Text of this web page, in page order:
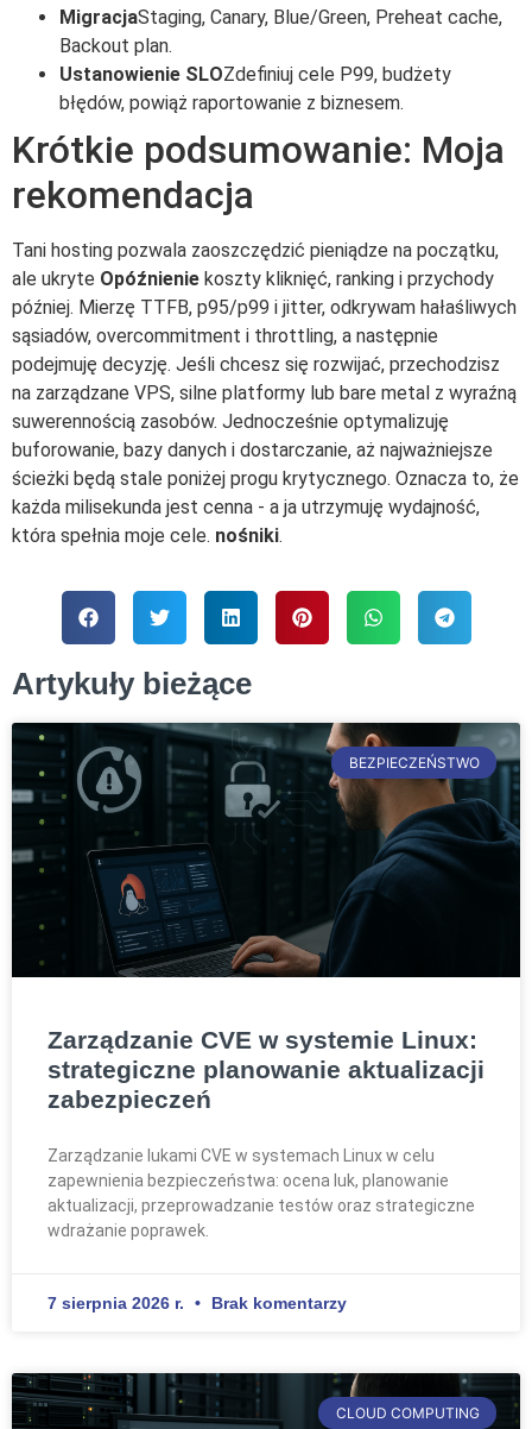
MigracjaStaging, Canary, Blue/Green, Preheat cache,
Backout plan.
Ustanowienie SLOZdefiniuj cele P99, budżety
błędów, powiąż raportowanie z biznesem.
Krótkie podsumowanie: Moja
rekomendacja
Tani hosting pozwala zaoszczędzić pieniądze na początku,
ale ukryte Opóźnienie koszty kliknięć, ranking i przychody
później. Mierzę TTFB, p95/p99 i jitter, odkrywam hałaśliwych
sąsiadów, overcommitment i throttling, a następnie
podejmuję decyzję. Jeśli chcesz się rozwijać, przechodzisz
na zarządzane VPS, silne platformy lub bare metal z wyraźną
suwerennością zasobów. Jednocześnie optymalizuję
buforowanie, bazy danych i dostarczanie, aż najważniejsze
ścieżki będą stale poniżej progu krytycznego. Oznacza to, że
każda milisekunda jest cenna - a ja utrzymuję wydajność,
która spełnia moje cele. nośniki.
Artykuły bieżące
BEZPIECZEŃSTWO
Zarządzanie CVE w systemie Linux:
strategiczne planowanie aktualizacji
zabezpieczeń
Zarządzanie lukami CVE w systemach Linux w celu
zapewnienia bezpieczeństwa: ocena luk, planowanie
aktualizacji, przeprowadzanie testów oraz strategiczne
wdrażanie poprawek.
7 sierpnia 2026 r. Brak komentarzy
CLOUD COMPUTING